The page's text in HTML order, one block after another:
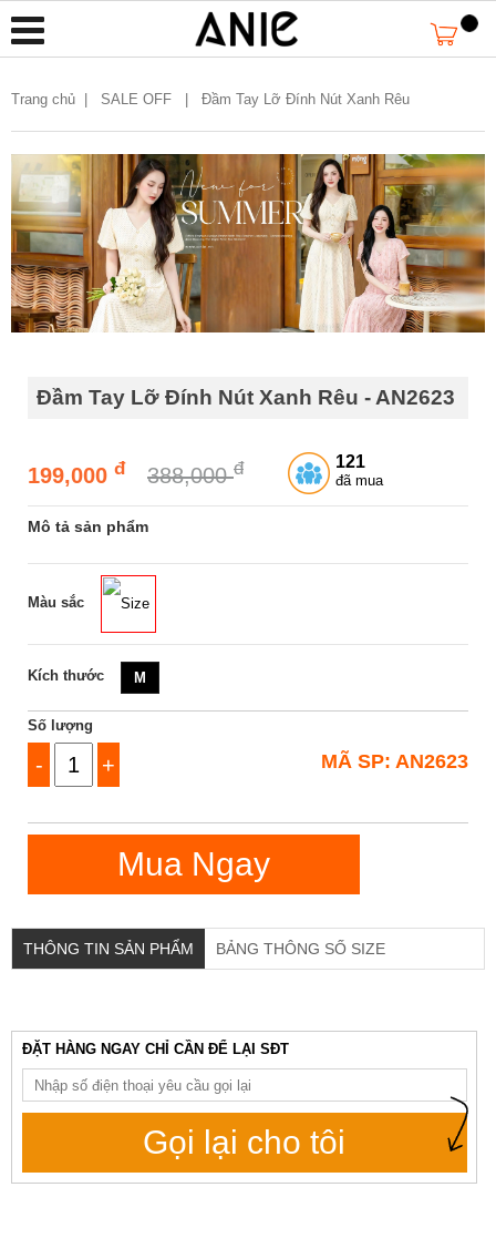
Trang chủ SALE OFF | Đầm Tay Lỡ Đính Nút Xanh Rêu
Đầm Tay Lỡ Đính Nút Xanh Rêu - AN2623
199,000 đ 388,000đ 121
đã mua
Mô tả sản phẩm
Màu sắc Size
Kích thước M
Số lượng
- + MÃ SP: AN2623
Mua Ngay
THÔNG TIN SẢN PHẨM BẢNG THÔNG SỐ SIZE
ĐẶT HÀNG NGAY CHỈ CẦN ĐỂ LẠI SĐT
Gọi lại cho tôi